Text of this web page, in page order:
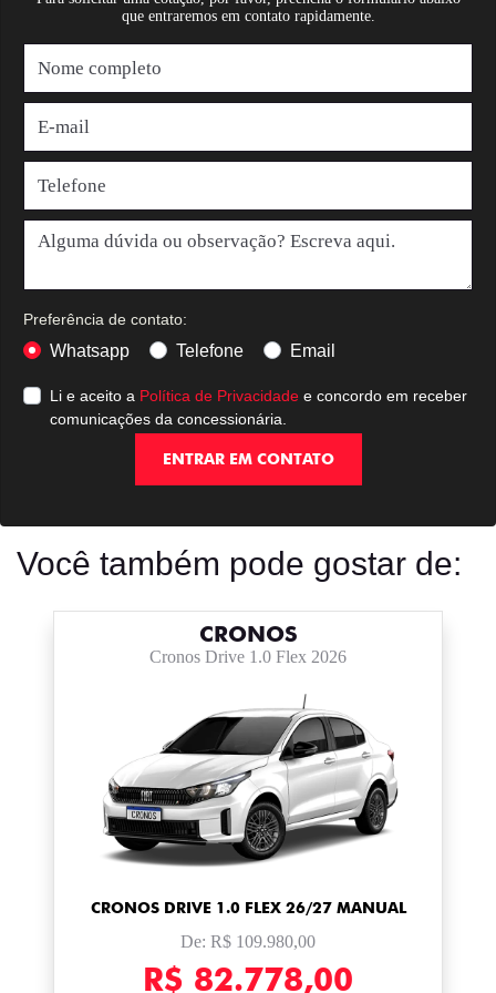
que entraremos em contato rapidamente.
Preferência de contato:
Whatsapp Telefone Email
Li e aceito a Política de Privacidade e concordo em receber
comunicações da concessionária.
ENTRAR EM CONTATO
Você também pode gostar de:
CRONOS
Cronos Drive 1.0 Flex 2026
CRONOS DRIVE 1.0 FLEX 26/27 MANUAL
De: R$ 109.980,00
R$ 82.778,00